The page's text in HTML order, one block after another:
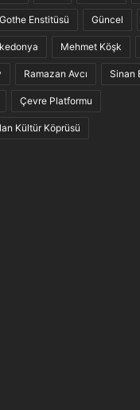
“Anlam Ağları”
Gothe Enstitüsü Güncel
Mehmet Köşk
Ramazan Avcı Sinan
Çevre Platformu
Kültür Köprüsü